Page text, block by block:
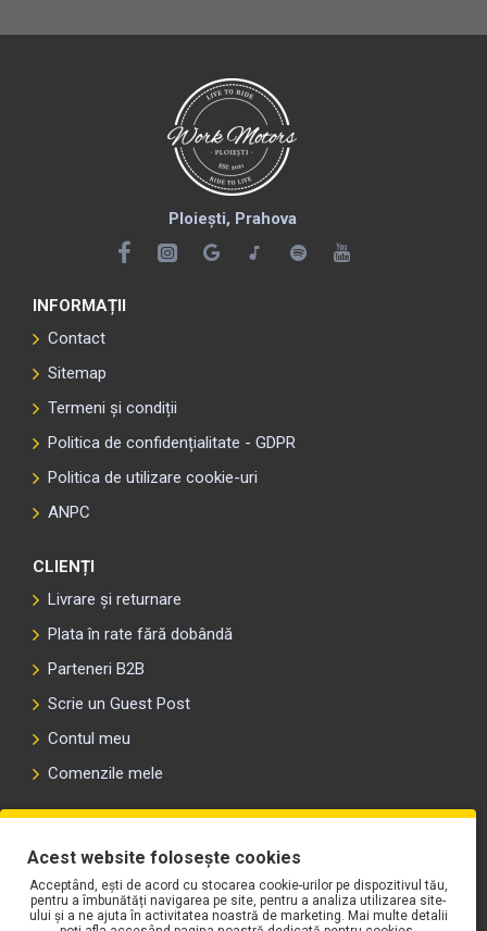
Ploiești, Prahova
INFORMAȚII
Contact
Sitemap
Termeni și condiții
Politica de confidențialitate - GDPR
Politica de utilizare cookie-uri
ANPC
CLIENȚI
Livrare și returnare
Plata în rate fără dobândă
Parteneri B2B
Scrie un Guest Post
Contul meu
Comenzile mele
Acest website folosește cookies
Acceptând, ești de acord cu stocarea cookie-urilor pe dispozitivul tău,
pentru a îmbunătăți navigarea pe site, pentru a analiza utilizarea site-
ului și a ne ajuta în activitatea noastră de marketing. Mai multe detalii